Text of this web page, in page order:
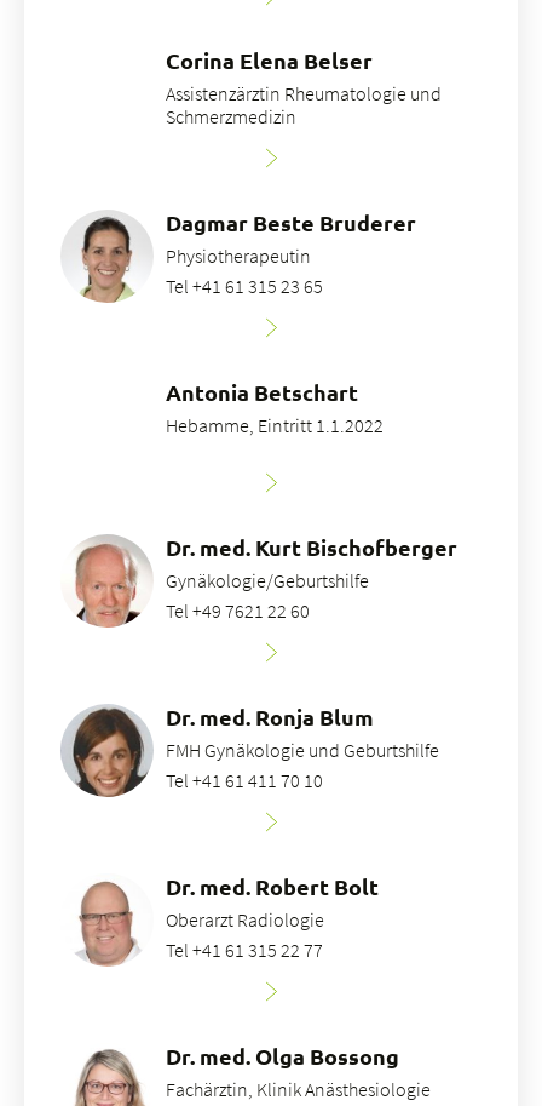
Corina Elena Belser
Assistenzärztin Rheumatologie und
Schmerzmedizin
Dagmar Beste Bruderer
Physiotherapeutin
Tel +41 61 315 23 65
Antonia Betschart
Hebamme, Eintritt 1.1.2022
Dr. med. Kurt Bischofberger
Gynäkologie/Geburtshilfe
Tel +49 7621 22 60
Dr. med. Ronja Blum
FMH Gynäkologie und Geburtshilfe
Tel +41 61 411 70 10
Dr. med. Robert Bolt
Oberarzt Radiologie
Tel +41 61 315 22 77
Dr. med. Olga Bossong
Fachärztin, Klinik Anästhesiologie